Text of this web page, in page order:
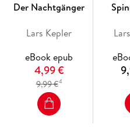
Der Nachtgänger
Lars Kepler
eBook epub
4,99 €
9,99 €4